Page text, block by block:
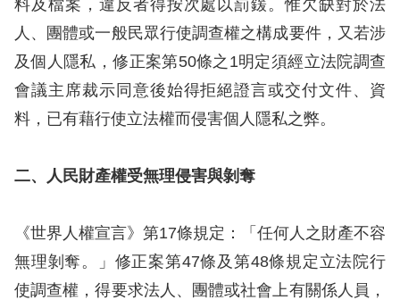
公
陳
情
申
資
料
庫
料及檔案，違反者得按次處以罰鍰。惟欠缺對於法
人、團體或一般民眾行使調查權之構成要件，又若涉
及個人隱私，修正案第50條之1明定須經立法院調查
會議主席裁示同意後始得拒絕證言或交付文件、資
料，已有藉行使立法權而侵害個人隱私之弊。
二、人民財產權受無理侵害與剝奪
《世界人權宣言》第17條規定：「任何人之財產不容
無理剝奪。」修正案第47條及第48條規定立法院行
使調查權，得要求法人、團體或社會上有關係人員，